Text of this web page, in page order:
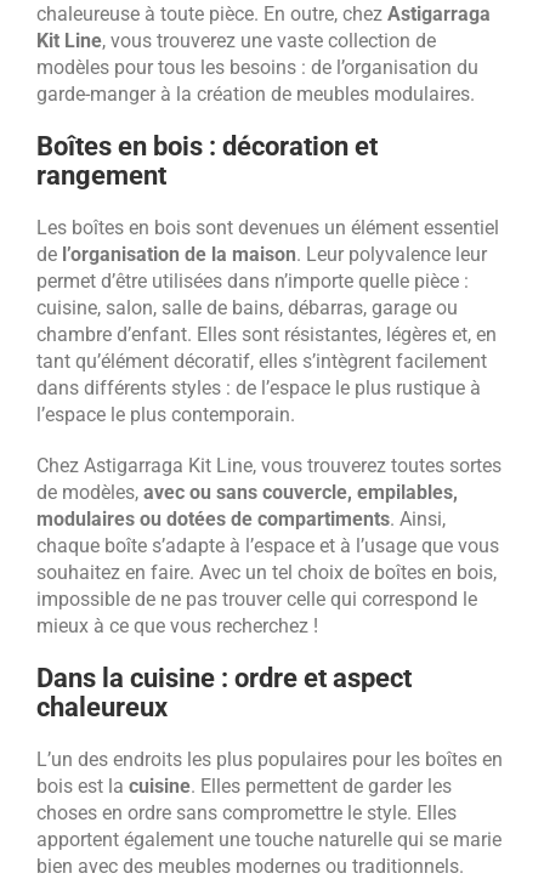
chaleureuse à toute pièce. En outre, chez Astigarraga
Kit Line, vous trouverez une vaste collection de
modèles pour tous les besoins : de l’organisation du
garde-manger à la création de meubles modulaires.
Boîtes en bois : décoration et
rangement
Les boîtes en bois sont devenues un élément essentiel
de l’organisation de la maison. Leur polyvalence leur
permet d’être utilisées dans n’importe quelle pièce :
cuisine, salon, salle de bains, débarras, garage ou
chambre d’enfant. Elles sont résistantes, légères et, en
tant qu’élément décoratif, elles s’intègrent facilement
dans différents styles : de l’espace le plus rustique à
l’espace le plus contemporain.
Chez Astigarraga Kit Line, vous trouverez toutes sortes
de modèles, avec ou sans couvercle, empilables,
modulaires ou dotées de compartiments. Ainsi,
chaque boîte s’adapte à l’espace et à l’usage que vous
souhaitez en faire. Avec un tel choix de boîtes en bois,
impossible de ne pas trouver celle qui correspond le
mieux à ce que vous recherchez !
Dans la cuisine : ordre et aspect
chaleureux
L’un des endroits les plus populaires pour les boîtes en
bois est la cuisine. Elles permettent de garder les
choses en ordre sans compromettre le style. Elles
apportent également une touche naturelle qui se marie
bien avec des meubles modernes ou traditionnels.